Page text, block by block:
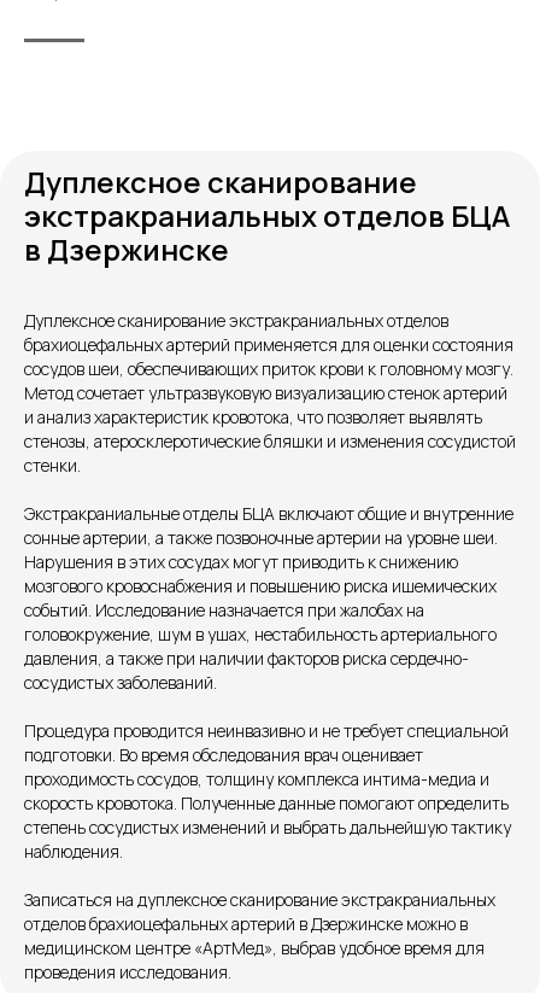
Дуплексное сканирование
экстракраниальных отделов БЦА
в Дзержинске
Дуплексное сканирование экстракраниальных отделов
брахиоцефальных артерий применяется для оценки состояния
сосудов шеи, обеспечивающих приток крови к головному мозгу.
Метод сочетает ультразвуковую визуализацию стенок артерий
и анализ характеристик кровотока, что позволяет выявлять
стенозы, атеросклеротические бляшки и изменения сосудистой
стенки.
Экстракраниальные отделы БЦА включают общие и внутренние
сонные артерии, а также позвоночные артерии на уровне шеи.
Нарушения в этих сосудах могут приводить к снижению
мозгового кровоснабжения и повышению риска ишемических
событий. Исследование назначается при жалобах на
головокружение, шум в ушах, нестабильность артериального
давления, а также при наличии факторов риска сердечно-
сосудистых заболеваний.
Процедура проводится неинвазивно и не требует специальной
подготовки. Во время обследования врач оценивает
проходимость сосудов, толщину комплекса интима-медиа и
скорость кровотока. Полученные данные помогают определить
степень сосудистых изменений и выбрать дальнейшую тактику
наблюдения.
Записаться на дуплексное сканирование экстракраниальных
отделов брахиоцефальных артерий в Дзержинске можно в
медицинском центре «АртМед», выбрав удобное время для
проведения исследования.
Контакты
Пн.-пт. — с 08:00 до 20:00
Сб. — с 08:00 до 18:00
Вс. — с 08:00 до 15:00
+7 8313 248 248
Единый номер
Петрищева д.35.пом.3
Патоличева 21Д,П.1
На ремонте
Розыгрыши и актуальные новости
Подписывайся